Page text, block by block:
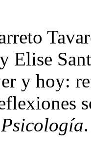
Elise
y hoy: